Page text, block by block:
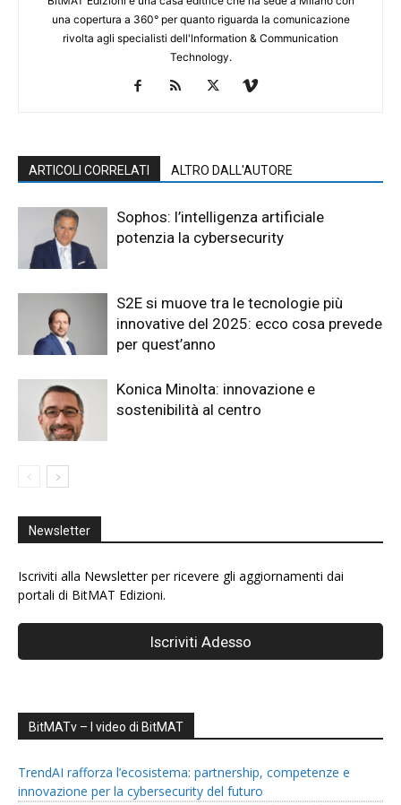
una copertura a 360° per quanto riguarda la comunicazione
rivolta agli specialisti dell'lnformation & Communication
Technology.
ARTICOLI CORRELATI ALTRO DALL'AUTORE
Sophos: l’intelligenza artificiale
potenzia la cybersecurity
S2E si muove tra le tecnologie più
innovative del 2025: ecco cosa prevede
per quest’anno
Konica Minolta: innovazione e
sostenibilità al centro
Newsletter
Iscriviti alla Newsletter per ricevere gli aggiornamenti dai
portali di BitMAT Edizioni.
BitMATv – I video di BitMAT
TrendAI rafforza l’ecosistema: partnership, competenze e
innovazione per la cybersecurity del futuro